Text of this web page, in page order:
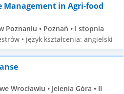
Management in Agri-food
• Poznań • I stopnia
• język kształcenia: angielski
Wrocławiu • Jelenia Góra • II